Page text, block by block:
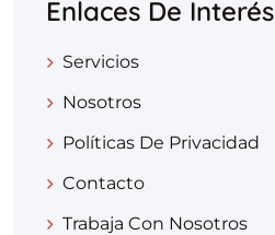
Enlaces De Interés
Servicios
Nosotros
Políticas De Privacidad
Contacto
Trabaja Con Nosotros